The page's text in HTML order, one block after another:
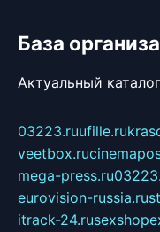
База
Актуальный
03223.ruufille.ru
veetbox.ru
mega-press.ru
eurovision-russia.ru
itrack-24.ru